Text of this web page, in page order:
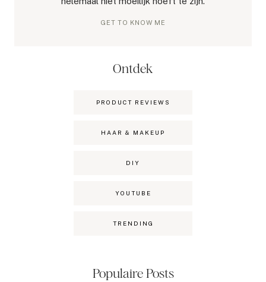
GET TO KNOW ME
Ontdek
PRODUCT REVIEWS
HAAR & MAKEUP
DIY
YOUTUBE
TRENDING
Populaire Posts